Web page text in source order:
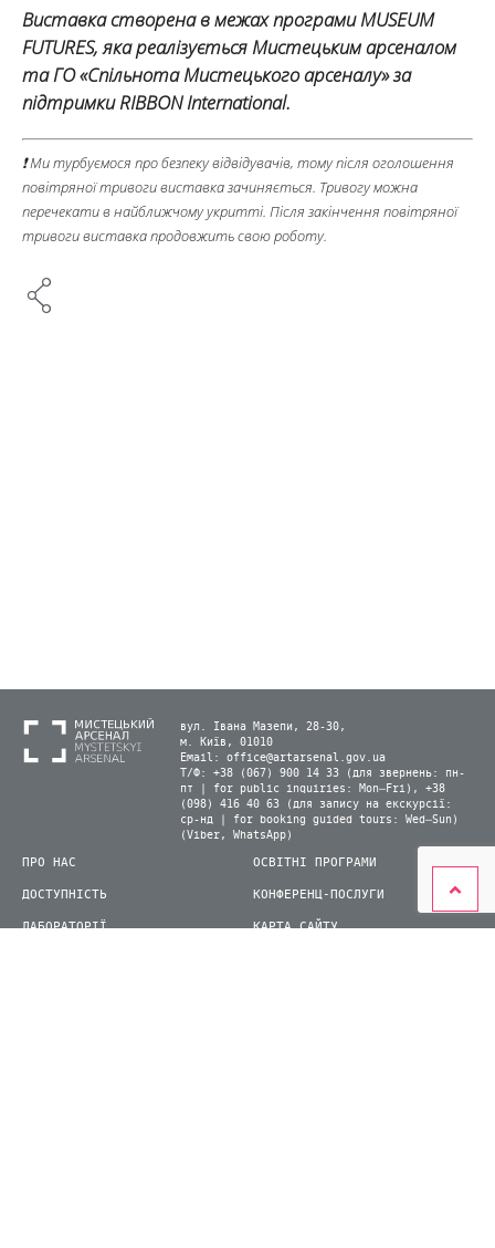
Виставка створена в межах програми MUSEUM
FUTURES, яка реалізується Мистецьким арсеналом
та ГО «Спільнота Мистецького арсеналу» за
підтримки RIBBON International.
❗ Ми турбуємося про безпеку відвідувачів, тому після оголошення
повітряної тривоги виставка зачиняється. Тривогу можна
перечекати в найближчому укритті. Після закінчення повітряної
тривоги виставка продовжить свою роботу.
вул. Івана Мазепи, 28-30,
м. Київ, 01010
Email: office@artarsenal.gov.ua
Т/Ф: +38 (067) 900 14 33 (для звернень: пн-
пт | for public inquiries: Mon–Fri), +38
(098) 416 40 63 (для запису на екскурсії:
ср-нд | for booking guided tours: Wed–Sun)
(Viber, WhatsApp)
ПРО НАС
ДОСТУПНІСТЬ
ЛАБОРАТОРІЇ
ОСВІТНІ ПРОГРАМИ
КОНФЕРЕНЦ-ПОСЛУГИ
КАРТА САЙТУ